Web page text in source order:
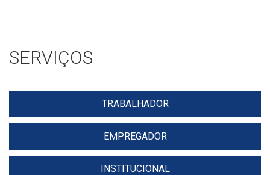
SERVIÇOS
TRABALHADOR
EMPREGADOR
INSTITUCIONAL